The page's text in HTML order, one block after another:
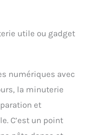
utile ou gadget
numériques avec
la minuterie
et
C’est un point